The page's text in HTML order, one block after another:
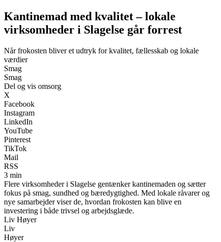
Kantinemad med kvalitet – lokale
virksomheder i Slagelse går forrest
Når frokosten bliver et udtryk for kvalitet, fællesskab og lokale
værdier
Smag
Smag
Del og vis omsorg
X
Facebook
Instagram
LinkedIn
YouTube
Pinterest
TikTok
Mail
RSS
3 min
Flere virksomheder i Slagelse gentænker kantinemaden og sætter
fokus på smag, sundhed og bæredygtighed. Med lokale råvarer og
nye samarbejder viser de, hvordan frokosten kan blive en
investering i både trivsel og arbejdsglæde.
Liv Høyer
Liv
Høyer